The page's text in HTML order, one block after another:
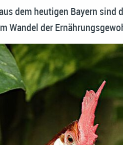
dem heutigen Bayern sind
Wandel der